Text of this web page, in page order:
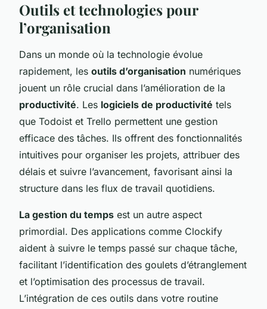
Outils et technologies pour
l’organisation
Dans un monde où la technologie évolue
rapidement, les outils d’organisation numériques
jouent un rôle crucial dans l’amélioration de la
productivité. Les logiciels de productivité tels
que Todoist et Trello permettent une gestion
efficace des tâches. Ils offrent des fonctionnalités
intuitives pour organiser les projets, attribuer des
délais et suivre l’avancement, favorisant ainsi la
structure dans les flux de travail quotidiens.
La gestion du temps est un autre aspect
primordial. Des applications comme Clockify
aident à suivre le temps passé sur chaque tâche,
facilitant l’identification des goulets d’étranglement
et l’optimisation des processus de travail.
L’intégration de ces outils dans votre routine